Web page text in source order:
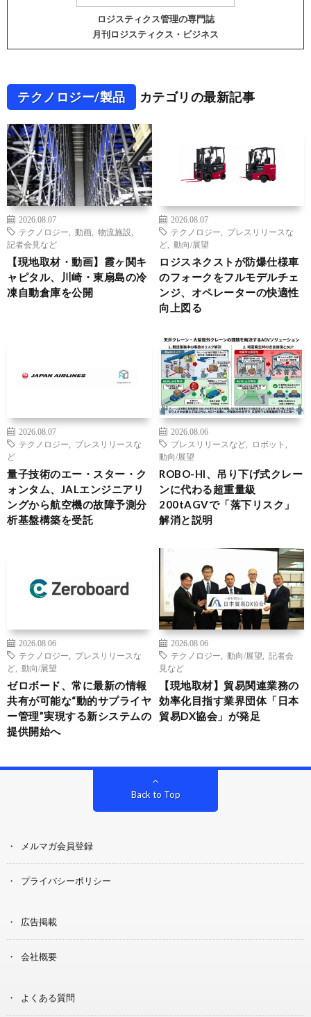
ロジスティクス管理の専門誌
月刊ロジスティクス・ビジネス
テクノロジー/製品 カテゴリの最新記事
2026.08.07
テクノロジー
動画 物流施設
記者会見など
【現地取材・動画】霞ヶ関キ
ャピタル、川崎・東扇島の冷
凍自動倉庫を公開
2026.08.07
テクノロジー
プレスリリースな
ど
動向/展望
ロジスネクストが防爆仕様車
のフォークをフルモデルチェ
ンジ、オペレーターの快適性
向上図る
2026.08.07
テクノロジー
プレスリリースな
ど
量子技術のエー・スター・ク
ォンタム、JALエンジニアリ
ングから航空機の故障予測分
析基盤構築を受託
2026.08.06
プレスリリースなど
ロボット
動向/展望
ROBO-HI、吊り下げ式クレー
ンに代わる超重量級
200tAGVで「落下リスク」
解消と説明
2026.08.06
テクノロジー
プレスリリースな
ど
動向/展望
ゼロボード、常に最新の情報
共有が可能な“動的サプライヤ
ー管理”実現する新システムの
提供開始へ
2026.08.06
テクノロジー
動向/展望
記者会
見など
【現地取材】貿易関連業務の
効率化目指す業界団体「日本
貿易DX協会」が発足
Back to Top
メルマガ会員登録
プライバシーポリシー
広告掲載
会社概要
よくある質問